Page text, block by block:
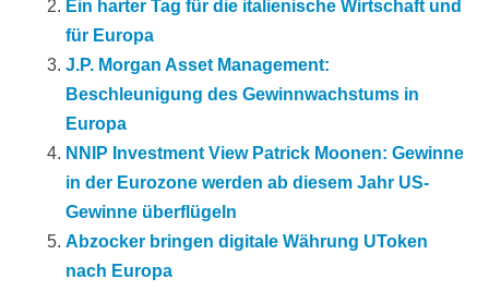
Ein harter Tag für die italienische Wirtschaft und
für Europa
J.P. Morgan Asset Management:
Beschleunigung des Gewinnwachstums in
Europa
NNIP Investment View Patrick Moonen: Gewinne
in der Eurozone werden ab diesem Jahr US-
Gewinne überflügeln
Abzocker bringen digitale Währung UToken
nach Europa